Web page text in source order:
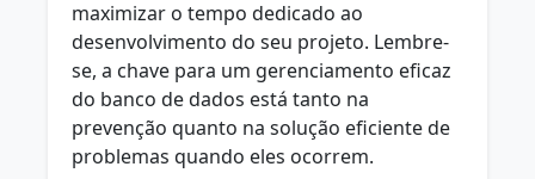
maximizar o tempo dedicado ao
desenvolvimento do seu projeto. Lembre-
se, a chave para um gerenciamento eficaz
do banco de dados está tanto na
prevenção quanto na solução eficiente de
problemas quando eles ocorrem.